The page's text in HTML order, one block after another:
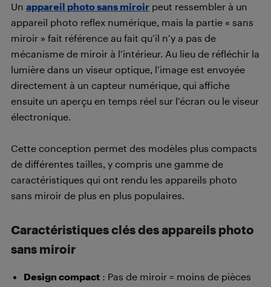
Un appareil photo sans miroir peut ressembler à un
appareil photo reflex numérique, mais la partie « sans
miroir » fait référence au fait qu’il n’y a pas de
mécanisme de miroir à l’intérieur. Au lieu de réfléchir la
lumière dans un viseur optique, l’image est envoyée
directement à un capteur numérique, qui affiche
ensuite un aperçu en temps réel sur l’écran ou le viseur
électronique.
Cette conception permet des modèles plus compacts
de différentes tailles, y compris une gamme de
caractéristiques qui ont rendu les appareils photo
sans miroir de plus en plus populaires.
Caractéristiques clés des appareils photo
sans miroir
Design compact : Pas de miroir = moins de pièces